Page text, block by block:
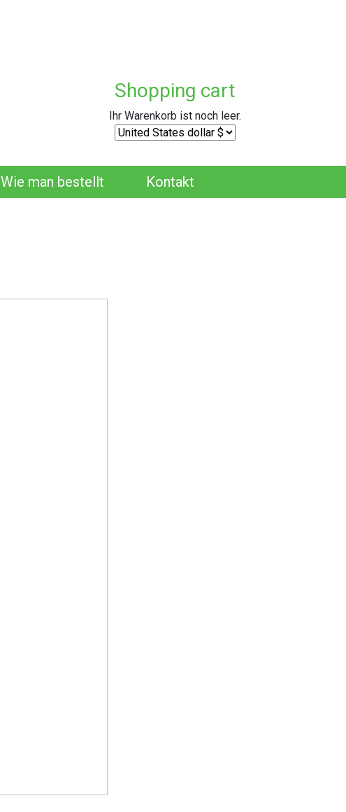
Shopping cart
Ihr Warenkorb ist noch leer.
Wie man bestellt Kontakt